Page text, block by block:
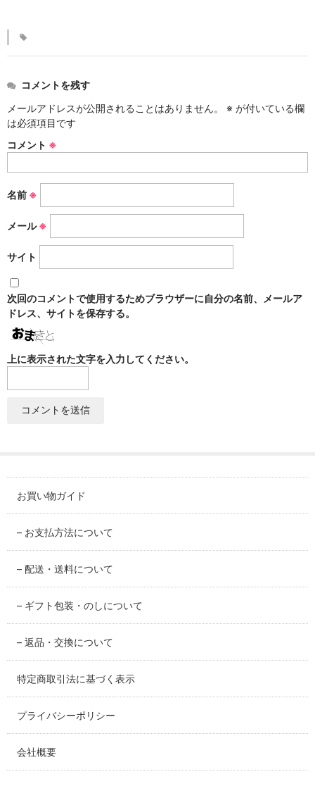
HAKEME
SILVER
デルフト伊万里シリーズ
風雅シリーズ
FUGA
いちごシリーズ
STRAWBERRY
PETAL
SOMENISHIKI-GRAPES
ペンダントルーペ
MAGNIFIER
カテゴリ別
bowl
湯呑・コップ
cup
モーニングセット
morning set
コメントを残す
メールアドレスが公開されることはありません。
※ が付いている欄
は必須項目です
コメント ※
名前 ※
メール※
サイト
次回のコメントで使用するためブラウザーに自分の名前、メールア
ドレス、サイトを保存する。
上に表示された文字を入力してください。
お買い物ガイド
– お支払方法について
– 配送・送料について
– ギフト包装・のしについて
– 返品・交換について
特定商取引法に基づく表示
プライバシーポリシー
会社概要